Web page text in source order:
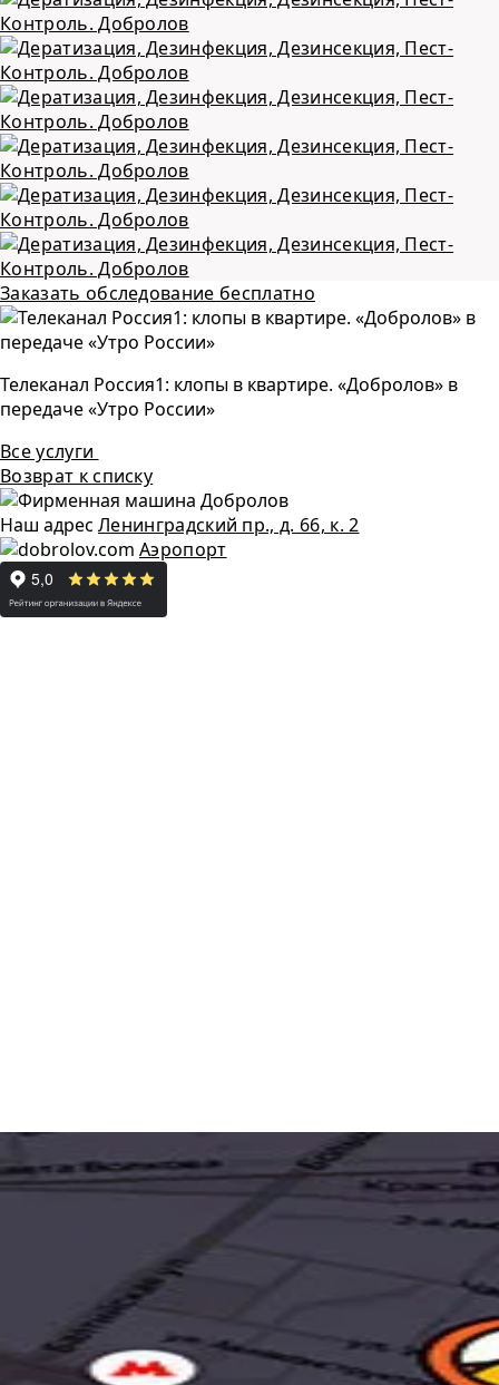
Заказать обследование бесплатно
Телеканал Россия1: клопы в квартире. «Добролов» в
передаче «Утро России»
Все услуги
Возврат к списку
Наш адрес Ленинградский пр., д. 66, к. 2
Аэропорт